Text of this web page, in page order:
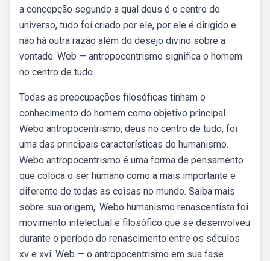
a concepção segundo a qual deus é o centro do
universo, tudo foi criado por ele, por ele é dirigido e
não há outra razão além do desejo divino sobre a
vontade. Web — antropocentrismo significa o homem
no centro de tudo.
Todas as preocupações filosóficas tinham o
conhecimento do homem como objetivo principal.
Webo antropocentrismo, deus no centro de tudo, foi
uma das principais características do humanismo.
Webo antropocentrismo é uma forma de pensamento
que coloca o ser humano como a mais importante e
diferente de todas as coisas no mundo. Saiba mais
sobre sua origem,. Webo humanismo renascentista foi
movimento intelectual e filosófico que se desenvolveu
durante o período do renascimento entre os séculos
xv e xvi. Web — o antropocentrismo em sua fase